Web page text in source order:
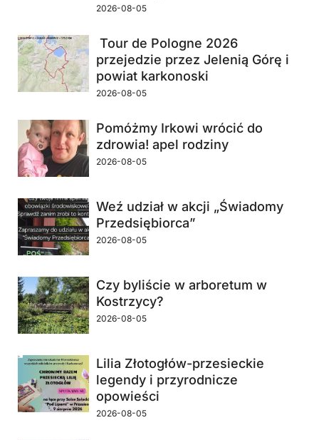
2026-08-05
Tour de Pologne 2026
przejedzie przez Jelenią Górę i
powiat karkonoski
2026-08-05
Pomóżmy Irkowi wrócić do
zdrowia! apel rodziny
2026-08-05
Weź udział w akcji „Świadomy
Przedsiębiorca”
2026-08-05
Czy byliście w arboretum w
Kostrzycy?
2026-08-05
Lilia Złotogłów-przesieckie
legendy i przyrodnicze
opowieści
2026-08-05